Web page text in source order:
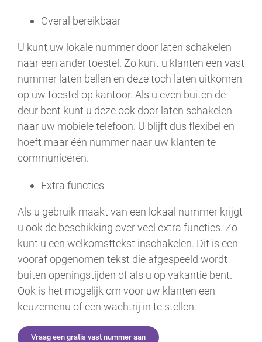
Overal bereikbaar
U kunt uw lokale nummer door laten schakelen
naar een ander toestel. Zo kunt u klanten een vast
nummer laten bellen en deze toch laten uitkomen
op uw toestel op kantoor. Als u even buiten de
deur bent kunt u deze ook door laten schakelen
naar uw mobiele telefoon. U blijft dus flexibel en
hoeft maar één nummer naar uw klanten te
communiceren.
Extra functies
Als u gebruik maakt van een lokaal nummer krijgt
u ook de beschikking over veel extra functies. Zo
kunt u een welkomsttekst inschakelen. Dit is een
vooraf opgenomen tekst die afgespeeld wordt
buiten openingstijden of als u op vakantie bent.
Ook is het mogelijk om voor uw klanten een
keuzemenu of een wachtrij in te stellen.
Vraag een gratis vast nummer aan